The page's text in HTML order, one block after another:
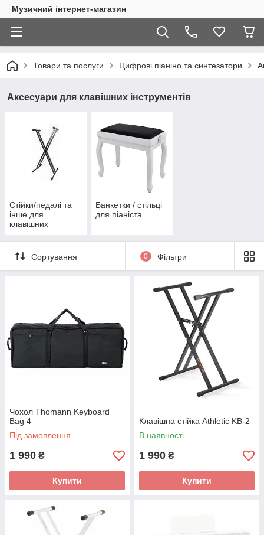
Музичний інтернет-магазин
Товари та послуги Цифрові піаніно та синтезатори
Аксесуари для клавішних інструментів
Стійки/педалі та
інше для
клавішних
Банкетки / стільці
для піаніста
Сортування 0 Фільтри
Чохол Thomann Keyboard
Bag 4
Під замовлення
1 990 ₴
Купити
Клавішна стійка Athletic KB-2
В наявності
1 990 ₴
Купити